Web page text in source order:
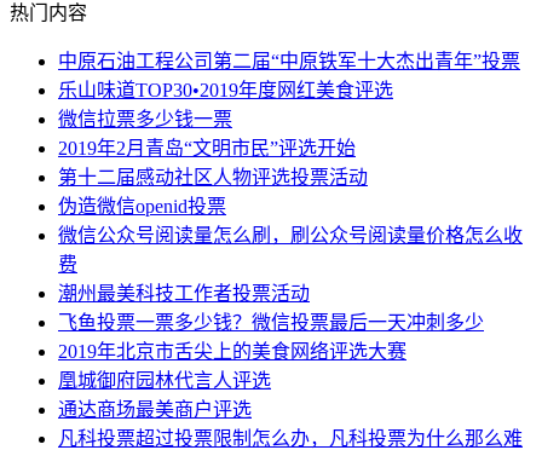
热门内容
中原石油工程公司第二届“中原铁军十大杰出青年”投票
乐山味道TOP30•2019年度网红美食评选
微信拉票多少钱一票
2019年2月青岛“文明市民”评选开始
第十二届感动社区人物评选投票活动
伪造微信openid投票
微信公众号阅读量怎么刷，刷公众号阅读量价格怎么收
费
潮州最美科技工作者投票活动
飞鱼投票一票多少钱？微信投票最后一天冲刺多少
2019年北京市舌尖上的美食网络评选大赛
凰城御府园林代言人评选
通达商场最美商户评选
凡科投票超过投票限制怎么办，凡科投票为什么那么难